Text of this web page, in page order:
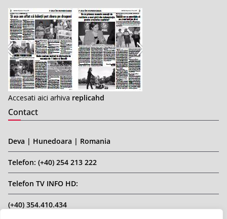
Accesati aici arhiva replicahd
Contact
Deva | Hunedoara | Romania
Telefon: (+40) 254 213 222
Telefon TV INFO HD:
(+40) 354.410.434